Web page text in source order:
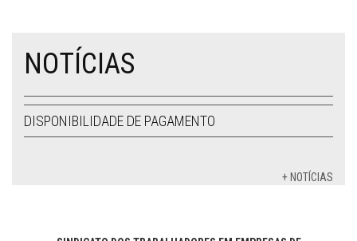
NOTÍCIAS
DISPONIBILIDADE DE PAGAMENTO
+ NOTÍCIAS